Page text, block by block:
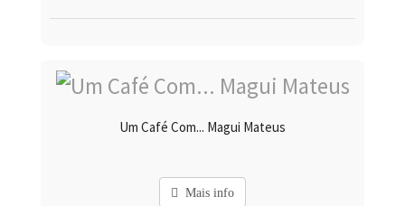
Um Café Com... Magui Mateus
Mais info